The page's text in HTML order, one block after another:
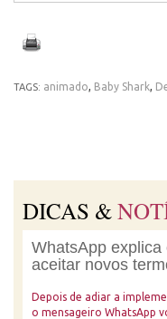
TAGS: animado, Baby Shark,
DICAS &
WhatsApp
aceitar novos
Depois de adiar a
o mensageiro WhatsApp